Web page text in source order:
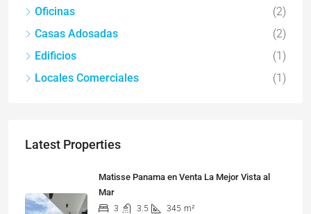
Oficinas
(2)
Casas Adosadas
(2)
Edificios
(1)
Locales Comerciales
(1)
Latest Properties
Matisse Panama en Venta La Mejor Vista al
Mar
3 3.5 345 m²